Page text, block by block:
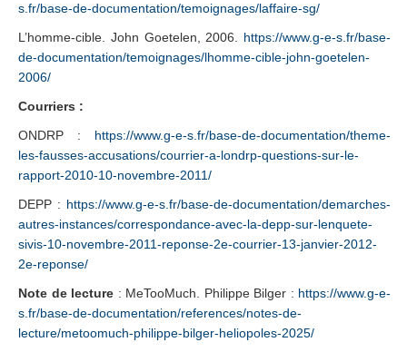
s.fr/base-de-documentation/temoignages/laffaire-sg/
L’homme-cible. John Goetelen, 2006. https://www.g-e-s.fr/base-
de-documentation/temoignages/lhomme-cible-john-goetelen-
2006/
Courriers :
ONDRP : https://www.g-e-s.fr/base-de-documentation/theme-
les-fausses-accusations/courrier-a-londrp-questions-sur-le-
rapport-2010-10-novembre-2011/
DEPP : https://www.g-e-s.fr/base-de-documentation/demarches-
autres-instances/correspondance-avec-la-depp-sur-lenquete-
sivis-10-novembre-2011-reponse-2e-courrier-13-janvier-2012-
2e-reponse/
Note de lecture : MeTooMuch. Philippe Bilger : https://www.g-e-
s.fr/base-de-documentation/references/notes-de-
lecture/metoomuch-philippe-bilger-heliopoles-2025/